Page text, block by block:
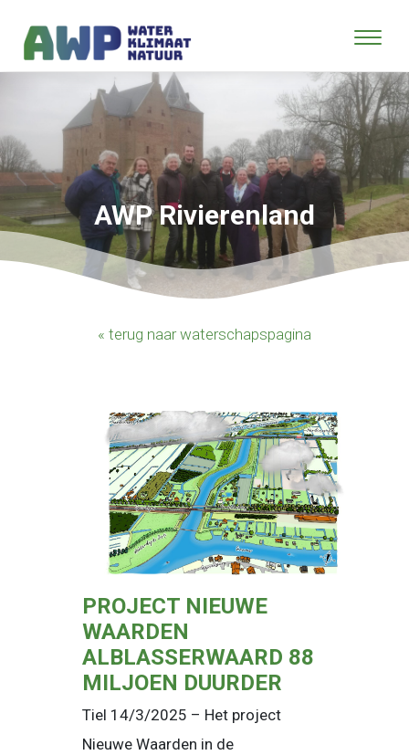
AWP Rivierenland
« terug naar waterschapspagina
PROJECT NIEUWE
WAARDEN
ALBLASSERWAARD 88
MILJOEN DUURDER
Tiel 14/3/2025 – Het project
Nieuwe Waarden in de